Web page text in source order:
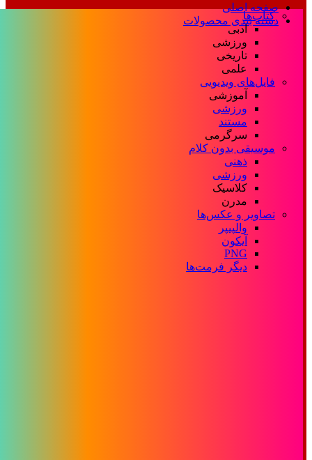
صفحه اصلی
دسته بندی محصولات
کتاب‌ها
ادبی
ورزشی
تاریخی
علمی
فایل‌های ویدیویی
آموزشی
ورزشی
مستند
سرگرمی
موسیقی بدون کلام
ذهنی
ورزشی
کلاسیک
مدرن
تصاویر و عکس‌ها
والپیپر
آیکون
PNG
دیگر فرمت‌ها